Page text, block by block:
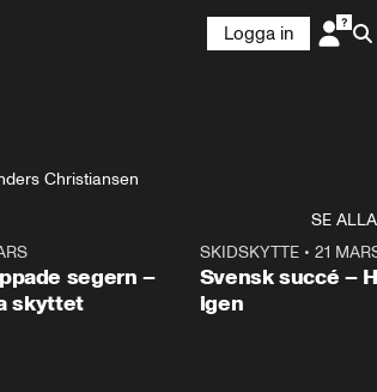
Logga in
Christiansen
SE ALLA
segern –
skyttet
SKIDSKYTTE• 21
Svensk succé –
igen